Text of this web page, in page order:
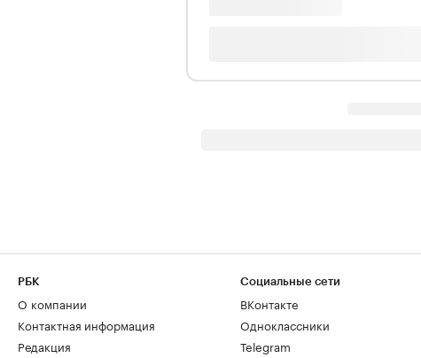
РБК
О компании
Контактная информация
Редакция
Социальные сети
ВКонтакте
Одноклассники
Telegram